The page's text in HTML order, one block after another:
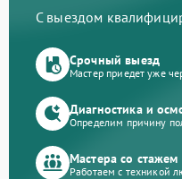
С выездом
Срочный выезд
Мастер приедет уже
Диагностика и
Определим причину
Мастера со стажем
Работаем с техникой